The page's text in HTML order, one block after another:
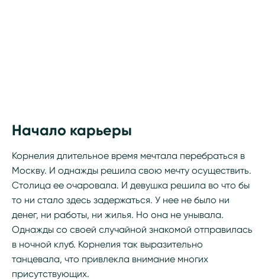
Начало карьеры
Корнелия длительное время мечтала перебраться в
Москву. И однажды решила свою мечту осуществить.
Столица ее очаровала. И девушка решила во что бы
то ни стало здесь задержаться. У нее не было ни
денег, ни работы, ни жилья. Но она не унывала.
Однажды со своей случайной знакомой отправилась
в ночной клуб. Корнелия так выразительно
танцевала, что привлекла внимание многих
присутствующих.